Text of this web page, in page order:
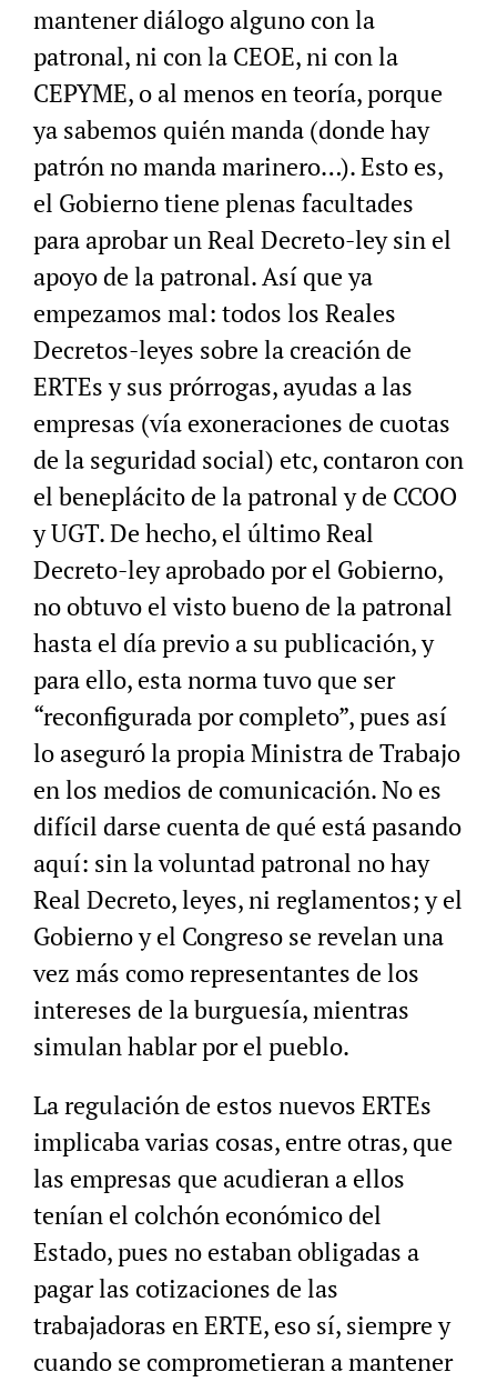
mantener diálogo alguno con la
patronal, ni con la CEOE, ni con la
CEPYME, o al menos en teoría, porque
ya sabemos quién manda (donde hay
patrón no manda marinero…). Esto es,
el Gobierno tiene plenas facultades
para aprobar un Real Decreto-ley sin el
apoyo de la patronal. Así que ya
empezamos mal: todos los Reales
Decretos-leyes sobre la creación de
ERTEs y sus prórrogas, ayudas a las
empresas (vía exoneraciones de cuotas
de la seguridad social) etc, contaron con
el beneplácito de la patronal y de CCOO
y UGT. De hecho, el último Real
Decreto-ley aprobado por el Gobierno,
no obtuvo el visto bueno de la patronal
hasta el día previo a su publicación, y
para ello, esta norma tuvo que ser
“reconfigurada por completo”, pues así
lo aseguró la propia Ministra de Trabajo
en los medios de comunicación. No es
difícil darse cuenta de qué está pasando
aquí: sin la voluntad patronal no hay
Real Decreto, leyes, ni reglamentos; y el
Gobierno y el Congreso se revelan una
vez más como representantes de los
intereses de la burguesía, mientras
simulan hablar por el pueblo.
La regulación de estos nuevos ERTEs
implicaba varias cosas, entre otras, que
las empresas que acudieran a ellos
tenían el colchón económico del
Estado, pues no estaban obligadas a
pagar las cotizaciones de las
trabajadoras en ERTE, eso sí, siempre y
cuando se comprometieran a mantener